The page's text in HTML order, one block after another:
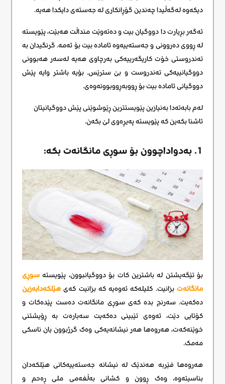
دیکەوە لەگەڵیدا چەندین گۆڕانکاری لە جەستەی دایکدا هەیە.
ئەگەر بڕیارت دا دووگیان بیت و دەتەوێت منداڵت هەبێت، پێویستە
لە ڕووی دەروونی و جەستەییەوە ئامادە بیت بۆ ئەمە. گرنگیدان بە
تەندروستی خۆت کاریگەرییەکی بەرچاوی هەیە لەسەر هەبوونی
دووگیانییەکی تەندروست و بێ سترێس. بۆیە باشتر وایە پێش
دووگیانی ئامادە بیت بۆ ڕووبەڕووبوونەوەی.
لەم بابەتەدا بەنیازین پێویستترین ڕێوشوێنی پێش دووگیانیتان
ئاشنا بکەین کە پێویستە پەیڕەوی لێ بکەن.
1. بەدواداچوون بۆ سوڕی مانگانەت بکە:
بۆ تێگەیشتن لە باشترین کات بۆ دووگیانبوون، پێویستە سوڕی
مانگانەت بزانیت. کلیلەکە ئەوەیە کە بزانیت کەی هێلکەدابەزین
دەکەیت. سەرنج بدە کەی سوڕی مانگانەت دەست پێدەکات و
کۆتایی دێت، ئەوەی تێبینی دەکەیت سەبارەت بە ڕۆیشتنی
خوێنەکەت، هەروەها هەر نیشانەیەکی وەک گرژبوون یان ناسکی
مەمک.
هەروەها فێربە هەندێک لە نیشانە جەستەییەکانی هێلکەدان
بناسیتەوە، وەک ڕوون و کشانی بەڵغەمی ملی ڕەحم و